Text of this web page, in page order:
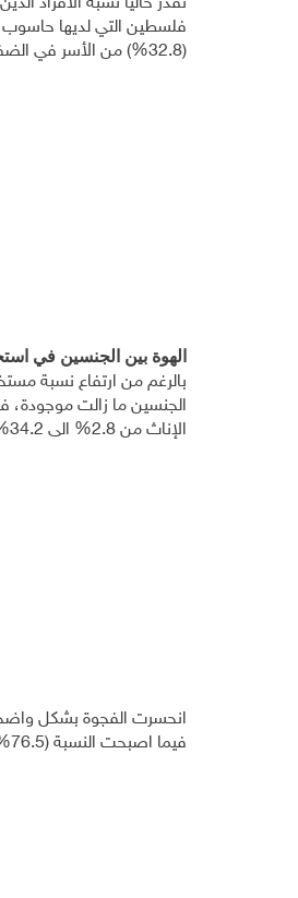
(32.8%) من الأسر في الضفة الغربية وقطاع غزة لديها جهاز حاسوب في العام 2006.
الهوة بين الجنسين في
الإناث من 2.8% الى 34.2%.
فيما اصبحت النسبة (76.5% للذكور مقابل 53.6% للإناث) للعام 2011.